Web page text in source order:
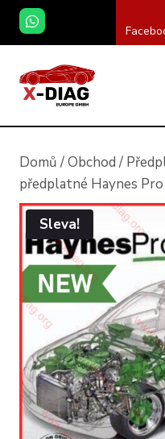
Přeskočit
Domů /Obchod /
předplatné Haynes Pro
Sleva!